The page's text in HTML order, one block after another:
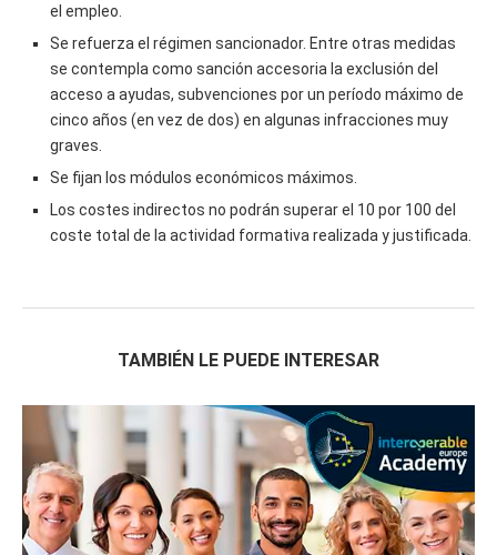
el empleo.
Se refuerza el régimen sancionador. Entre otras medidas
se contempla como sanción accesoria la exclusión del
acceso a ayudas, subvenciones por un período máximo de
cinco años (en vez de dos) en algunas infracciones muy
graves.
Se fijan los módulos económicos máximos.
Los costes indirectos no podrán superar el 10 por 100 del
coste total de la actividad formativa realizada y justificada.
TAMBIÉN LE PUEDE INTERESAR